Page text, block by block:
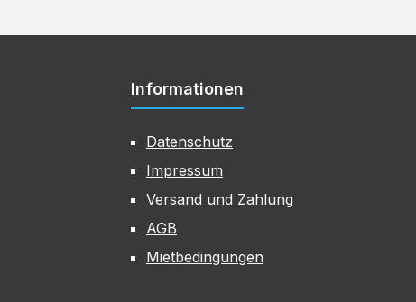
Informationen
Datenschutz
Impressum
Versand und Zahlung
AGB
Mietbedingungen